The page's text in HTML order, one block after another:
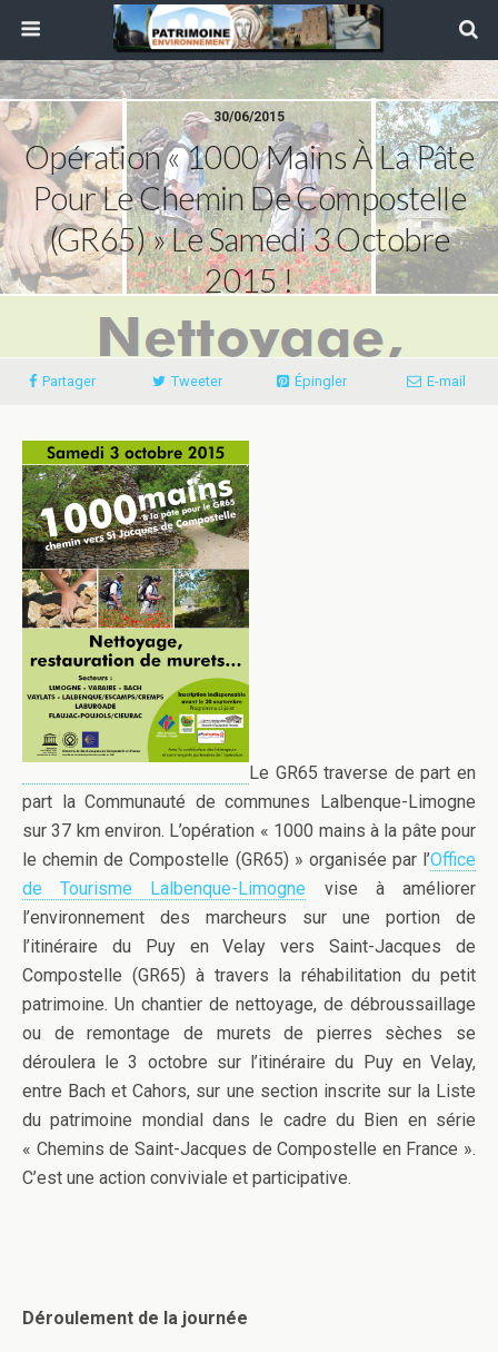
30/06/2015
Opération « 1000 Mains À La Pâte
Pour Le Chemin De Compostelle
(GR65) » Le Samedi 3 Octobre
2015 !
Partager Tweeter Épingler E-mail
Le GR65 traverse de part en
part la Communauté de communes Lalbenque-Limogne
sur 37 km environ. L’opération « 1000 mains à la pâte pour
le chemin de Compostelle (GR65) » organisée par l’Office
de Tourisme Lalbenque-Limogne vise à améliorer
l’environnement des marcheurs sur une portion de
l’itinéraire du Puy en Velay vers Saint-Jacques de
Compostelle (GR65) à travers la réhabilitation du petit
patrimoine. Un chantier de nettoyage, de débroussaillage
ou de remontage de murets de pierres sèches se
déroulera le 3 octobre sur l’itinéraire du Puy en Velay,
entre Bach et Cahors, sur une section inscrite sur la Liste
du patrimoine mondial dans le cadre du Bien en série
« Chemins de Saint-Jacques de Compostelle en France ».
C’est une action conviviale et participative.
Déroulement de la journée